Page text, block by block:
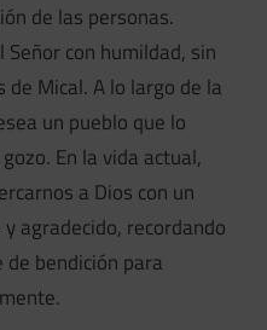
de las personas.
con humildad, sin
Mical. A lo largo de la
un pueblo que lo
En la vida actual,
a Dios con un
agradecido, recordando
bendición para